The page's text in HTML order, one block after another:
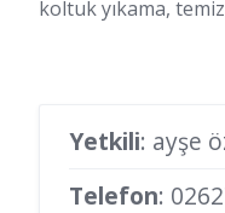
koltuk yıkama,
Yetkili: ayşe
Telefon: